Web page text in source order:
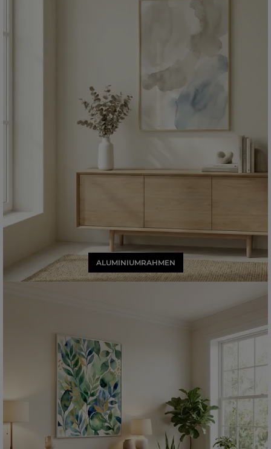
ALUMINIUMRAHMEN